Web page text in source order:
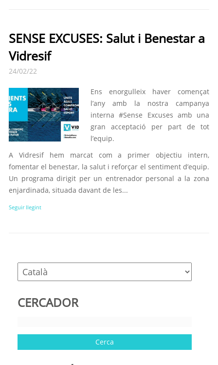
SENSE EXCUSES: Salut i Benestar a
Vidresif
24/02/22
Ens enorgulleix haver començat
l’any amb la nostra campanya
interna #Sense Excuses amb una
gran acceptació per part de tot
l’equip.
A Vidresif hem marcat com a primer objectiu intern,
fomentar el benestar, la salut i reforçar el sentiment d’equip.
Un programa dirigit per un entrenador personal a la zona
enjardinada, situada davant de les...
Seguir llegint
CERCADOR